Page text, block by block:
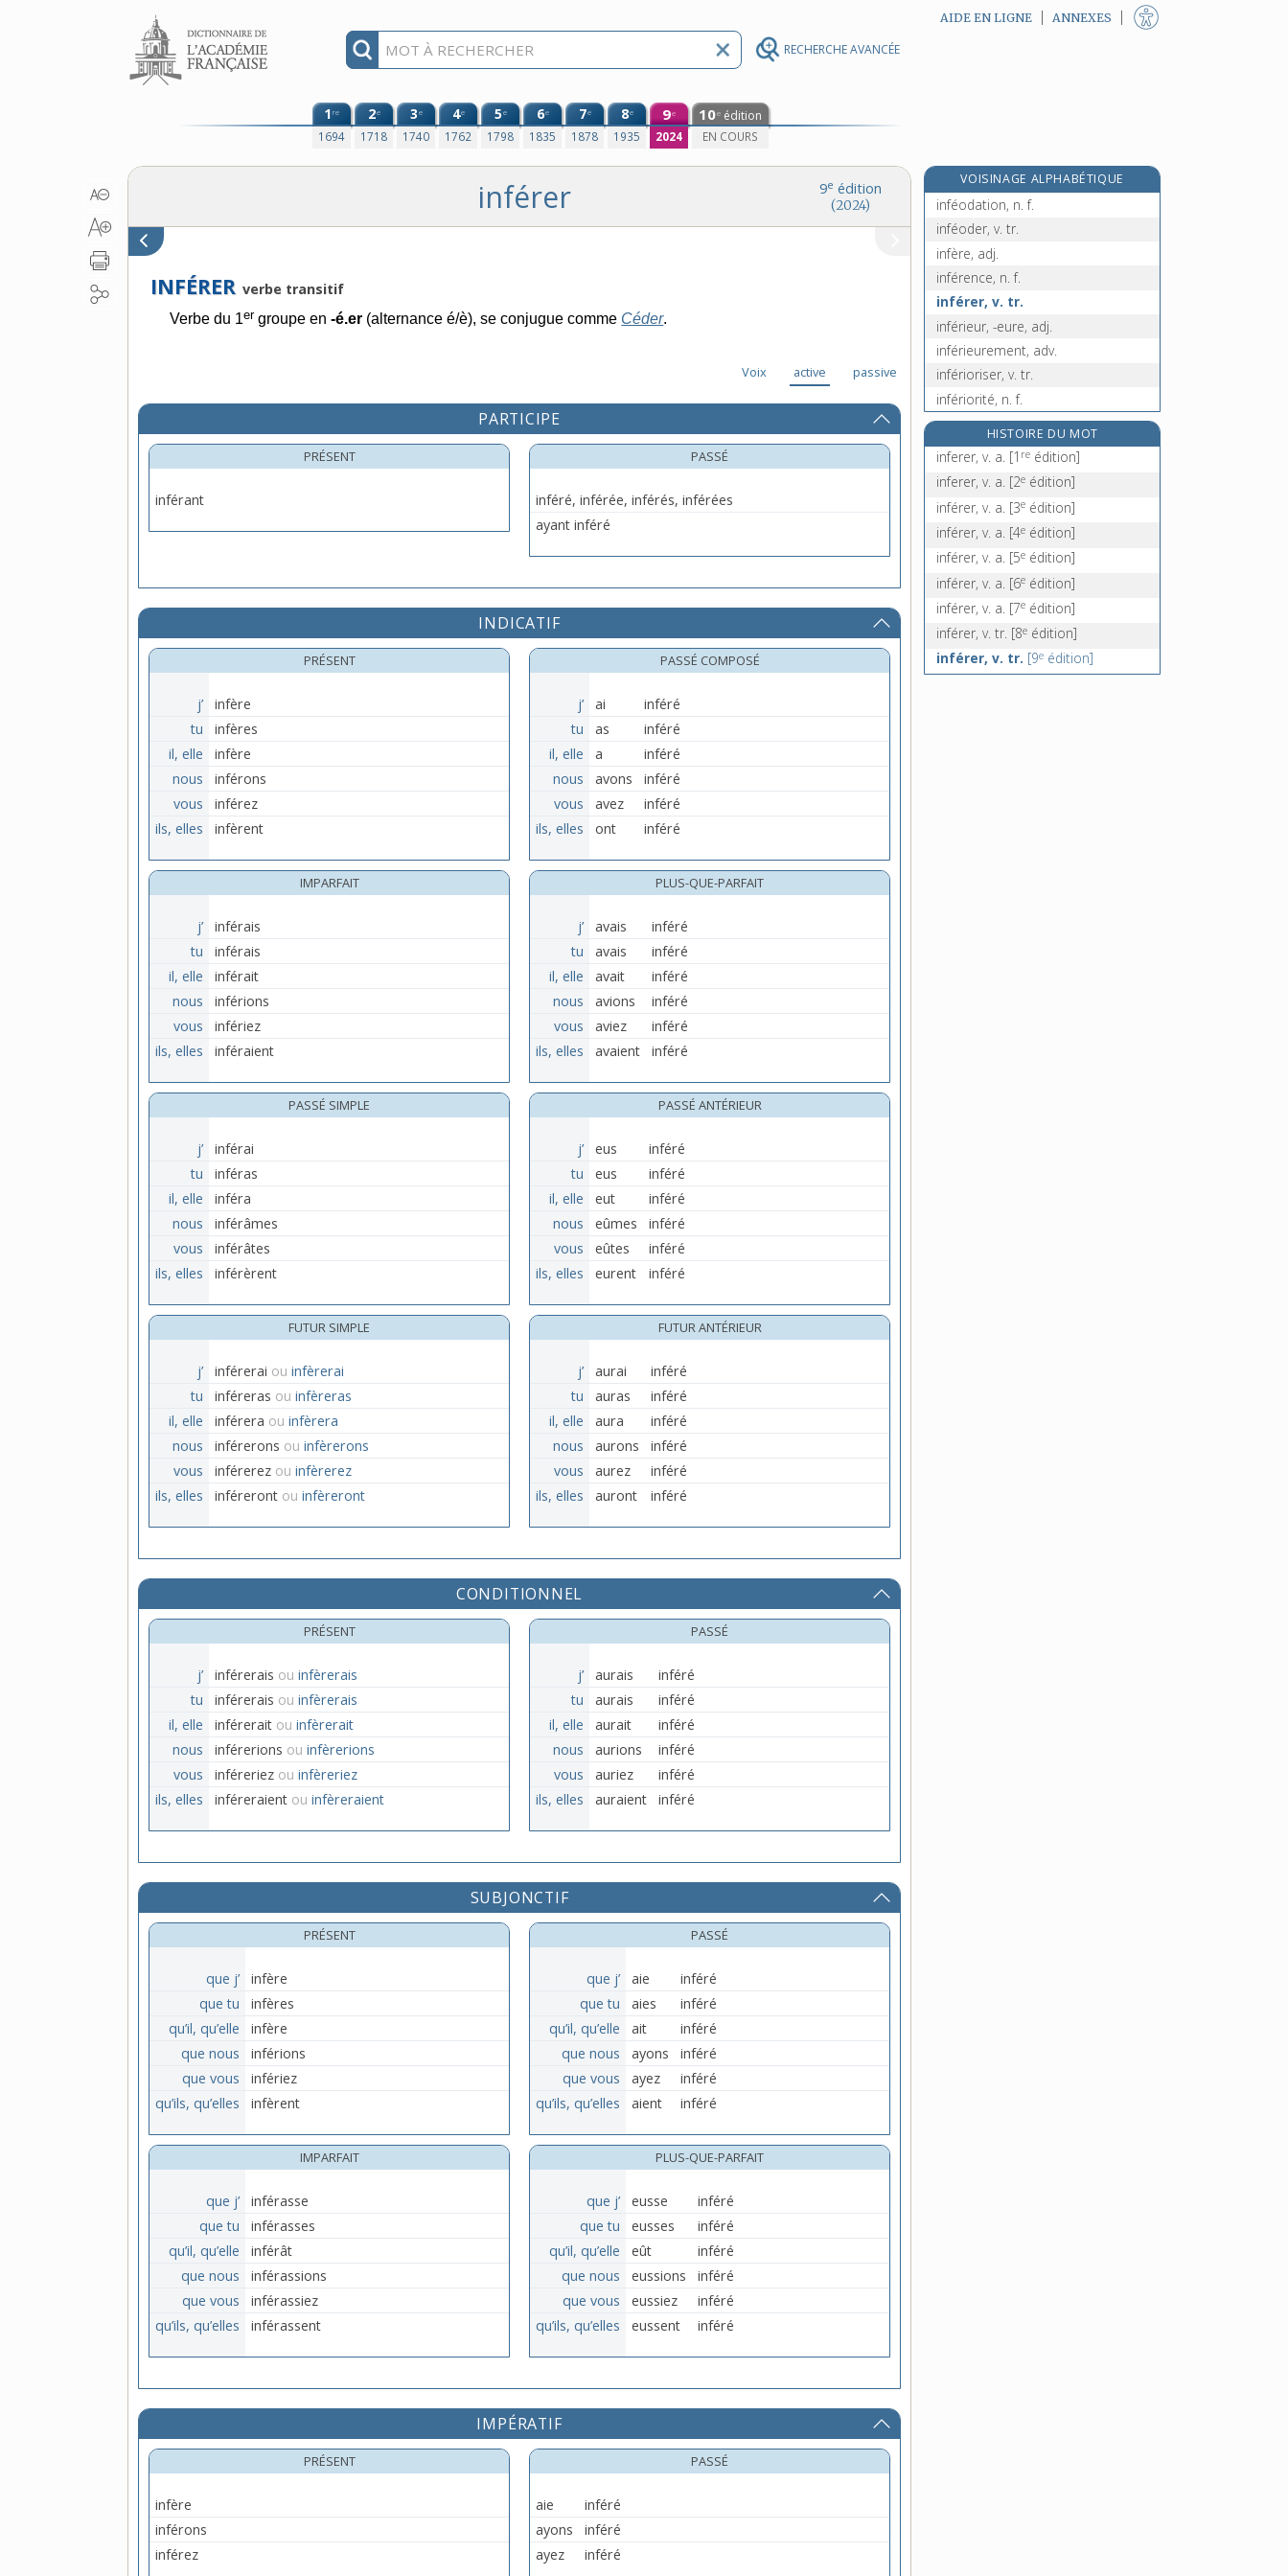
RECHERCHE AVANCÉE
Aller au contenu AIDE EN LIGNE ANNEXES
1re
1694
2e
1718
3e
1740
4e
1762
5e
1798
6e
1835
7e
1878
8e
1935
9e
2024
10e édition
EN COURS
9e édition
(2024)
inférer
INFÉRER verbe transitif
Verbe du 1ergroupe en-é.er (alternance é/è), se conjugue comme Céder.
Voix active passive
PARTICIPE
PRÉSENT
inférant
PASSÉ
inféré, inférée, inférés, inférées
ayant inféré
INDICATIF
PRÉSENT
j’
infère
tu
infères
il, elle
infère
nous
inférons
vous
inférez
ils, elles
infèrent
IMPARFAIT
j’
inférais
tu
inférais
il, elle
inférait
nous
inférions
vous
infériez
ils, elles
inféraient
PASSÉ SIMPLE
j’
inférai
tu
inféras
il, elle
inféra
nous
inférâmes
vous
inférâtes
ils, elles
inférèrent
FUTUR SIMPLE
j’ inférerai ou infèrerai
tu
inféreras ou infèreras
il, elle
inférera ou infèrera
nous
inférerons ou infèrerons
vous
inférerez ou infèrerez
ils, elles
inféreront ou infèreront
PASSÉ COMPOSÉ
j’ ai
inféré
tu
as
inféré
il, elle
a
inféré
nous
avons
inféré
vous
avez
inféré
ils, elles
ont inféré
PLUS-QUE-PARFAIT
j’ avais
inféré
tu
avais
inféré
il, elle
avait
inféré
nous
avions
inféré
vous
aviez
inféré
ils, elles
avaient inféré
PASSÉ ANTÉRIEUR
j’ eus
inféré
tu
eus
inféré
il, elle
eut
inféré
nous
eûmes
inféré
vous
eûtes
inféré
ils, elles
eurent inféré
FUTUR ANTÉRIEUR
j’ aurai
inféré
tu
auras
inféré
il, elle
aura
inféré
nous
aurons
inféré
vous
aurez
inféré
ils, elles
auront inféré
CONDITIONNEL
PRÉSENT
j’ inférerais ou infèrerais
tu
inférerais ou infèrerais
il, elle
inférerait ou infèrerait
nous
inférerions ou infèrerions
vous
inféreriez ou infèreriez
ils, elles
inféreraient ou infèreraient
PASSÉ
j’ aurais
inféré
tu
aurais
inféré
il, elle
aurait
inféré
nous
aurions
inféré
vous
auriez
inféré
ils, elles
auraient inféré
SUBJONCTIF
PRÉSENT
que j’
infère
que tu
infères
qu’il, qu’elle
infère
que nous
inférions
que vous
infériez
qu’ils, qu’elles
infèrent
IMPARFAIT
que j’
inférasse
que tu
inférasses
qu’il, qu’elle
inférât
que nous
inférassions
que vous
inférassiez
qu’ils, qu’elles
inférassent
PASSÉ
que j’ aie
inféré
que tu
aies
inféré
qu’il, qu’elle
ait
inféré
que nous
ayons
inféré
que vous
ayez
inféré
qu’ils, qu’elles
aient inféré
PLUS-QUE-PARFAIT
que j’ eusse
inféré
que tu
eusses
inféré
qu’il, qu’elle
eût
inféré
que nous
eussions
inféré
que vous
eussiez
inféré
qu’ils, qu’elles
eussent inféré
IMPÉRATIF
PRÉSENT
infère
inférons
inférez
PASSÉ
aie
inféré
ayons
inféré
ayez
inféré
VOISINAGE ALPHABÉTIQUE
infélicité, n. f.
inféodation, n. f.
inféoder, v. tr.
infère, adj.
inférence, n. f.
inférer, v. tr.
inférieur, -eure, adj.
inférieurement, adv.
inférioriser, v. tr.
infériorité, n. f.
infermentescible, adj.
infernal, -ale, adj.
infestation, n. f.
HISTOIRE DU MOT
inferer, v. a. [1 re édition]
inferer, v. a. [2e édition]
inférer, v. a. [3e édition]
inférer, v. a. [4e édition]
inférer, v. a. [5e édition]
inférer, v. a. [6e édition]
inférer, v. a. [7e édition]
inférer, v. tr. [8e édition]
inférer, v. tr. [9e édition]